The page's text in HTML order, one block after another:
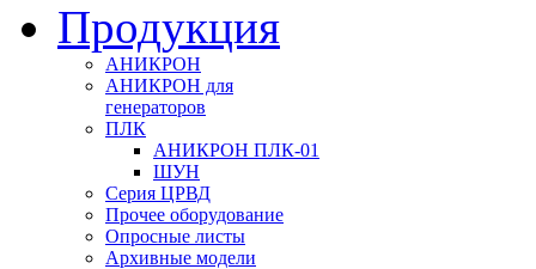
Продукция
АНИКРОН
АНИКРОН для
генераторов
ПЛК
АНИКРОН ПЛК-01
ШУН
Серия ЦРВД
Прочее оборудование
Опросные листы
Архивные модели